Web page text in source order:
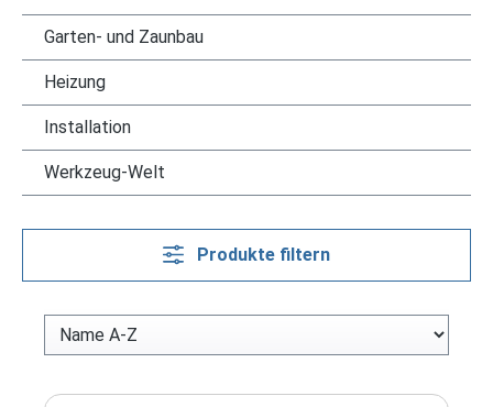
Garten- und Zaunbau
Heizung
Installation
Werkzeug-Welt
Produkte filtern